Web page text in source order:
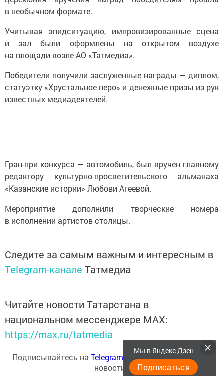
в необычном формате.
Учитывая эпидситуацию, импровизированные сцена
и зал были оформлены на открытом воздухе
на площади возле АО «Татмедиа».
Победители получили заслуженные награды — диплом,
статуэтку «Хрустальное перо» и денежные призы из рук
известных медиадеятелей.
Гран-при конкурса — автомобиль, был вручен главному
редактору культурно-просветительского альманаха
«Казанские истории» Любови Агеевой.
Мероприятие дополнили творческие номера
в исполнении артистов столицы.
Следите за самым важным и интересным в
Telegram-канале Татмедиа
Читайте новости Татарстана в
национальном мессенджере MАХ:
https://max.ru/tatmedia
Подписывайтесь на Telegram-канал«Менделеевские
новости»
Мы в Яндекс Дзен
Подписаться